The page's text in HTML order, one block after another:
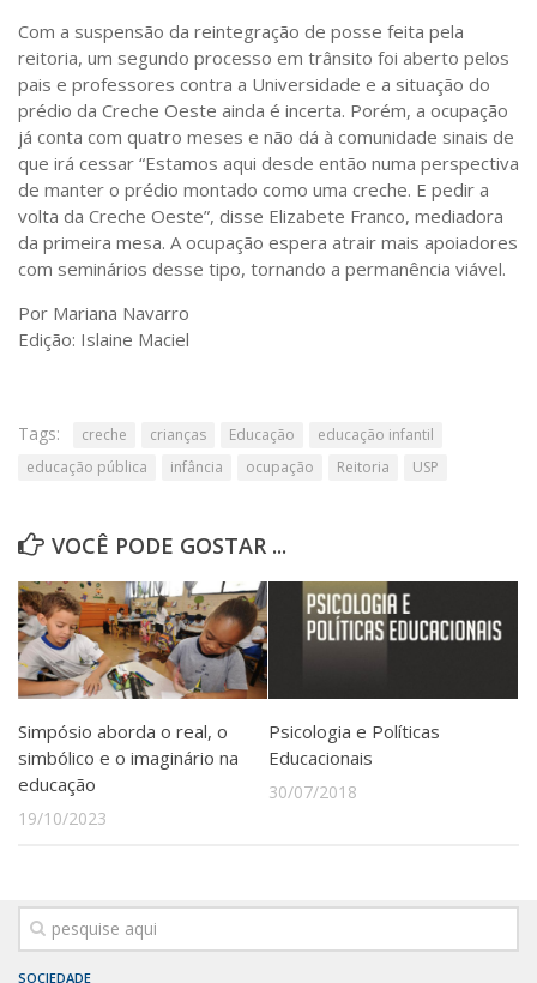
Com a suspensão da reintegração de posse feita pela
reitoria, um segundo processo em trânsito foi aberto pelos
pais e professores contra a Universidade e a situação do
prédio da Creche Oeste ainda é incerta. Porém, a ocupação
já conta com quatro meses e não dá à comunidade sinais de
que irá cessar “Estamos aqui desde então numa perspectiva
de manter o prédio montado como uma creche. E pedir a
volta da Creche Oeste”, disse Elizabete Franco, mediadora
da primeira mesa. A ocupação espera atrair mais apoiadores
com seminários desse tipo, tornando a permanência viável.
Por Mariana Navarro
Edição: Islaine Maciel
Tags: creche crianças Educação
educação infantil
educação pública
infância ocupação Reitoria USP
VOCÊ PODE GOSTAR ...
Simpósio aborda o real, o
simbólico e o imaginário na
educação
19/10/2023
Psicologia e Políticas
Educacionais
30/07/2018
SOCIEDADE